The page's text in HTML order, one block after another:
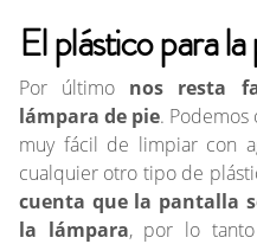
El plástico para
Por último nos resta
lámpara de pie.
muy fácil de limpiar con
cualquier otro tipo de
cuenta que la pantalla
la lámpara, por lo tanto